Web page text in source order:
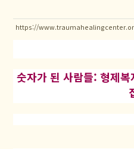
https://
숫자가 된 사람들: 형제